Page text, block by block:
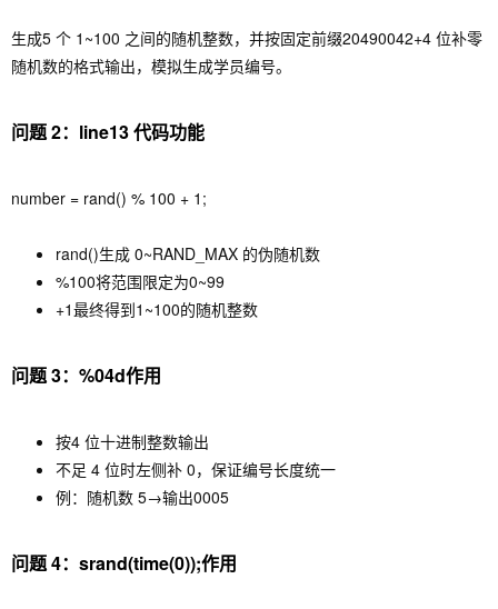
生成5 个 1~100 之间的随机整数，并按固定前缀20490042+4 位补零
随机数的格式输出，模拟生成学员编号。
问题 2：line13 代码功能
number = rand() % 100 + 1;
rand()生成 0~RAND_MAX 的伪随机数
%100将范围限定为0~99
+1最终得到1~100的随机整数
问题 3： %04d作用
按4 位十进制整数输出
不足 4 位时左侧补 0，保证编号长度统一
例：随机数 5→输出0005
问题 4： srand(time(0));作用